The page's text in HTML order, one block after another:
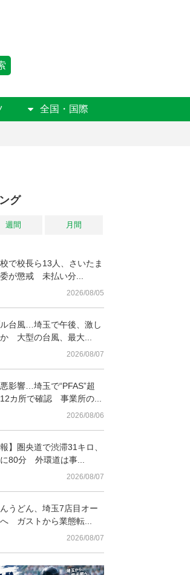
全国・国際
グ
週間 月間
で校長ら13人、さいたま
が懲戒 未払い分...
2026/08/05
台風…埼玉で午後、激し
大型の台風、最大...
2026/08/07
影響…埼玉で“PFAS”超
カ所で確認 事業所の...
2026/08/06
報】圏央道で渋滞31キロ、
80分 外環道は事...
2026/08/07
うどん、埼玉7店目オー
ガストから業態転...
2026/08/07